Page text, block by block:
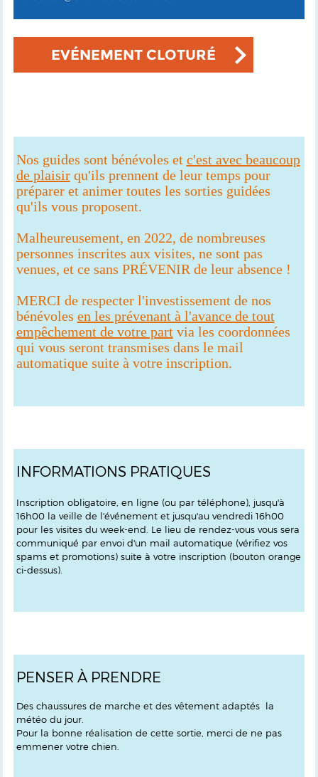
EVÉNEMENT CLOTURÉ
Nos guides sont bénévoles et c'est avec beaucoup
de plaisirqu'ils prennent de leur temps pour
préparer et animer toutes les sorties guidées
qu'ils vous proposent.
Malheureusement, en 2022, de nombreuses
personnes inscrites aux visites, ne sont pas
venues, et ce sans PRÉVENIR de leur absence !
MERCI de respecter l'investissement de nos
bénévoles en les prévenant à l'avance de tout
empêchement de votre partvia les coordonnées
qui vous seront transmises dans le mail
automatique suite à votre inscription.
INFORMATIONS PRATIQUES
Inscription obligatoire, en ligne (ou par téléphone), jusqu'à
16h00 la veille de l'événement et jusqu'au vendredi 16h00
pour les visites du week-end. Le lieu de rendez-vous vous sera
communiqué par envoi d'un mail automatique (vérifiez vos
spams et promotions) suite à votre inscription (bouton orange
ci-dessus).
PENSER À PRENDRE
Des chaussures de marche et des vêtement adaptés la
météo du jour.
Pour la bonne réalisation de cette sortie, merci de ne pas
emmener votre chien.